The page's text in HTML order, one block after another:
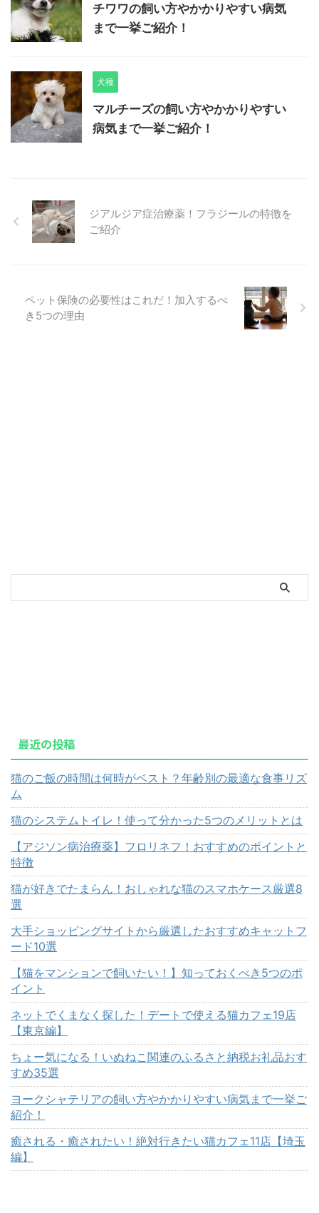
チワワの飼い方やかかりやすい病気
まで一挙ご紹介！
犬種
マルチーズの飼い方やかかりやすい
病気まで一挙ご紹介！
ジアルジア症治療薬！フラジールの特徴を
ご紹介
ペット保険の必要性はこれだ！加入するべ
き5つの理由
最近の投稿
猫のご飯の時間は何時がベスト？年齢別の最適な食事リズ
ム
猫のシステムトイレ！使って分かった5つのメリットとは
【アジソン病治療薬】フロリネフ！おすすめのポイントと
特徴
猫が好きでたまらん！おしゃれな猫のスマホケース厳選8
選
大手ショッピングサイトから厳選したおすすめキャットフ
ード10選
【猫をマンションで飼いたい！】知っておくべき5つのポ
イント
ネットでくまなく探した！デートで使える猫カフェ19店
【東京編】
ちょー気になる！いぬねこ関連のふるさと納税お礼品おす
すめ35選
ヨークシャテリアの飼い方やかかりやすい病気まで一挙ご
紹介！
癒される・癒されたい！絶対行きたい猫カフェ11店【埼玉
編】